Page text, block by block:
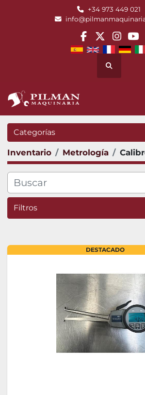
+34 973 449 021
facebook
twitter
Buscar
Categorías
Inventario Metrología
Filtros
DESTACADO